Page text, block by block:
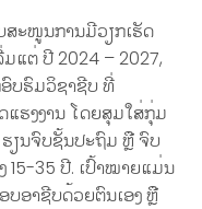
ະໜູນການມີວຽກເຮັດ
ມແຕ່ ປີ 2024 – 2027,
ບຮົມວິຊາຊີບ ທີ່
ຮງງານ ໂດຍສຸມໃສ່ກຸ່ມ
ຽນຈົບຊັ້ນປະຖົມ ຫຼື ຈົບ
35 ປີ. ເປົ້າໝາຍແມ່ນ
ບອາຊີບດ້ວຍຕົນເອງ ຫຼື